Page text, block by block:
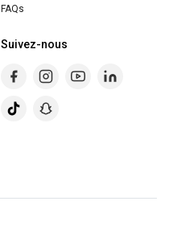
FAQs
Suivez-nous